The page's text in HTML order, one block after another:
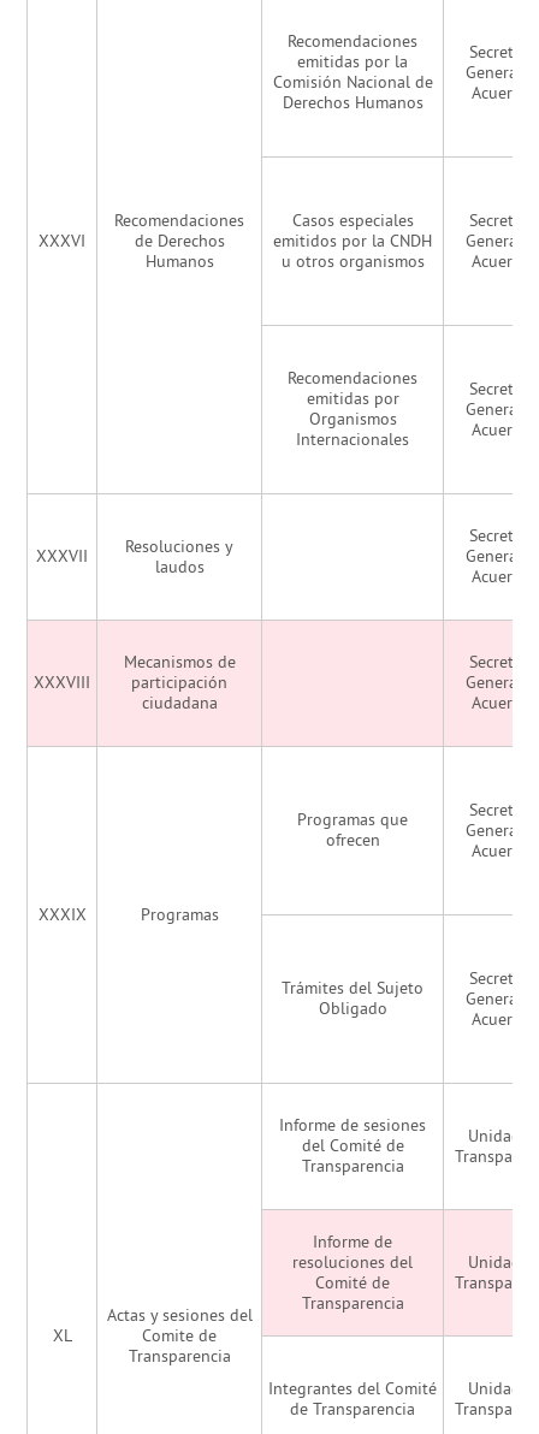
XXXVI
Recomendaciones
de Derechos
Humanos
Recomendaciones
emitidas por la
Comisión Nacional de
Derechos Humanos
General
Acuerdos
Casos especiales
emitidos por la CNDH
u otros organismos
General
Acuerdos
Recomendaciones
emitidas por
Organismos
Internacionales
General
Acuerdos
XXXVII
Resoluciones y
laudos
General
Acuerdos
XXXVIII
Mecanismos de
participación
ciudadana
General
Acuerdos
XXXIX Programas
Programas que
ofrecen
General
Acuerdos
Trámites del Sujeto
Obligado
General
Acuerdos
XL
Actas y sesiones del
Comite de
Transparencia
Informe de sesiones
del Comité de
Transparencia
Unidad
Informe de
resoluciones del
Comité de
Transparencia
Unidad
Integrantes del Comité
de Transparencia
Unidad